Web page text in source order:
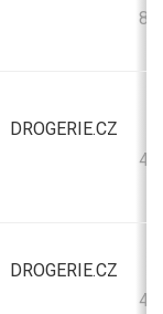
DROGERIE.CZ
DROGERIE.CZ